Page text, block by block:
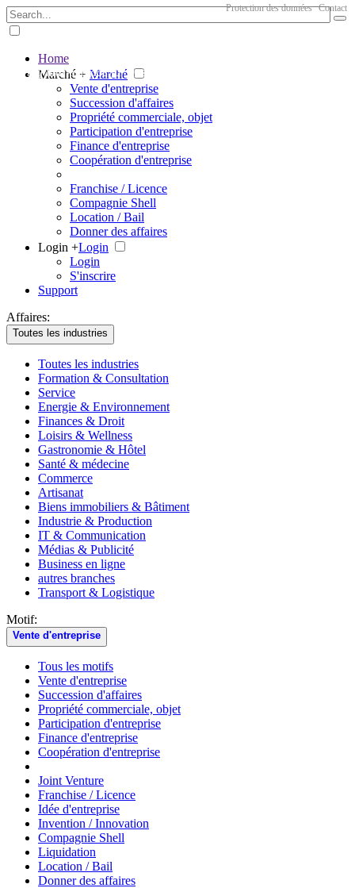
The big marketplace for business
Protection des données Contact
Home
Marché + Marché
Vente d'entreprise
Succession d'affaires
Propriété commerciale, objet
Participation d'entreprise
Finance d'entreprise
Coopération d'entreprise
Franchise / Licence
Compagnie Shell
Location / Bail
Donner des affaires
Login +Login
Login
S'inscrire
Support
Affaires:
Toutes les industries
Toutes les industries
Formation & Consultation
Service
Energie & Environnement
Finances & Droit
Loisirs & Wellness
Gastronomie & Hôtel
Santé & médecine
Commerce
Artisanat
Biens immobiliers & Bâtiment
Industrie & Production
IT & Communication
Médias & Publicité
Business en ligne
autres branches
Transport & Logistique
Motif:
Vente d'entreprise
Tous les motifs
Vente d'entreprise
Succession d'affaires
Propriété commerciale, objet
Participation d'entreprise
Finance d'entreprise
Coopération d'entreprise
Joint Venture
Franchise / Licence
Idée d'entreprise
Invention / Innovation
Compagnie Shell
Liquidation
Location / Bail
Donner des affaires